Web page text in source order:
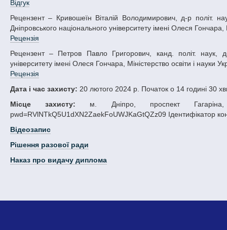
Відгук
Рецензент – Кривошеїн Віталій Володимирович, д-р політ. наук, проф., в.о. декана факультету суспільних наук і міжнародних відносин
Дніпровського національного університету імені Олеся Гончара,
Рецензія
Рецензент – Петров Павло Григорович, канд. політ. наук, доц., доцент кафедри міжнародних відносин Дніпровського національного
університету імені Олеся Гончара, Міністерство освіти і науки
Рецензія
Дата і час захисту: 20 лютого 2024 р. Початок о 14 годині 30
Місце захисту: м. Дніпро, проспект Гагаріна,
pwd=RVlNTkQ5U1dXN2ZaekFoUWJKaGtQZz09 Ідентифікатор
Відеозапис
Рішення разової ради
Наказ про видачу диплома